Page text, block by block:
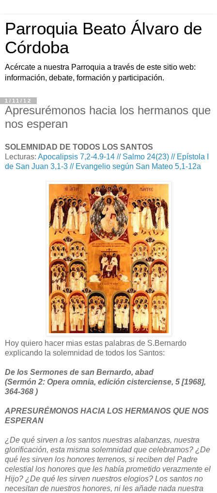
Parroquia Beato Álvaro de
Córdoba
Acércate a nuestra Parroquia a través de este sitio web:
información, debate, formación y participación.
1/11/12
Apresurémonos hacia los hermanos que
nos esperan
SOLEMNIDAD DE TODOS LOS SANTOS
Lecturas: Apocalipsis 7,2-4.9-14 // Salmo 24(23) // Epístola I
de San Juan 3,1-3 // Evangelio según San Mateo 5,1-12a
Hoy quiero hacer mias estas palabras de S.Bernardo
explicando la solemnidad de todos los Santos:
De los Sermones de san Bernardo, abad
(Sermón 2: Opera omnia, edición cisterciense, 5 [1968],
364-368 )
APRESURÉMONOS HACIA LOS HERMANOS QUE NOS
ESPERAN
¿De qué sirven a los santos nuestras alabanzas, nuestra
glorificación, esta misma solemnidad que celebramos? ¿De
qué les sirven los honores terrenos, si reciben del Padre
celestial los honores que les había prometido verazmente el
Hijo? ¿De qué les sirven nuestros elogios? Los santos no
necesitan de nuestros honores, ni les añade nada nuestra